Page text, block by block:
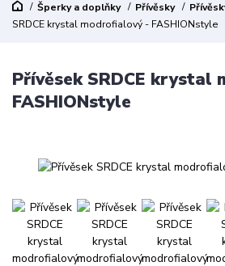
Šperky a doplňky Přívěsky
SRDCE krystal modrofialový - FASHIONstyle
Přívěsek SRDCE krystal
FASHIONstyle